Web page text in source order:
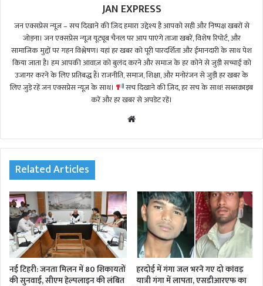
JAN EXPRESS
जन एक्सप्रेस न्यूज़ – सच दिखाने की ज़िद हमारा उद्देश्य है आपको सही और निष्पक्ष खबरों से
जोड़ना। जन एक्सप्रेस न्यूज़ यूट्यूब चैनल पर आप पाएंगे ताजा खबरें, विशेष रिपोर्ट, और
सामाजिक मुद्दों पर गहन विश्लेषण। यहां हर खबर को पूरी पारदर्शिता और ईमानदारी के साथ पेश
किया जाता है। हम आपकी आवाज़ को बुलंद करने और समाज के हर कोने से जुड़ी सच्चाई को
उजागर करने के लिए प्रतिबद्ध हैं। राजनीति, समाज, शिक्षा, और मनोरंजन से जुड़ी हर खबर के
लिए जुड़े रहें जन एक्सप्रेस न्यूज़ के साथ।
सच दिखाने की ज़िद, हर सच के साथ! सब्सक्राइब
करें और हर खबर से अपडेट रहें।
te
Related Articles
नई टिहरी: जनता मिलन में 80 शिकायतों
की सुनवाई, सीएम हेल्पलाइन की लंबित
हरदोई में गंगा जल भरने गए दो कांवड़
यात्री गंगा में लापता, एसडीआरएफ का